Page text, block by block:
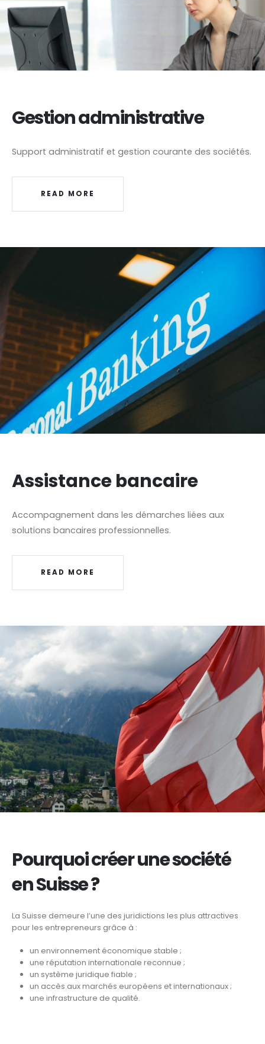
Gestion administrative
Support administratif et gestion courante des sociétés.
READ MORE
Assistance bancaire
Accompagnement dans les démarches liées aux
solutions bancaires professionnelles.
READ MORE
Pourquoi créer une société
en Suisse ?
La Suisse demeure l’une des juridictions les plus attractives
pour les entrepreneurs grâce à :
un environnement économique stable ;
une réputation internationale reconnue ;
un système juridique fiable ;
un accès aux marchés européens et internationaux ;
une infrastructure de qualité.